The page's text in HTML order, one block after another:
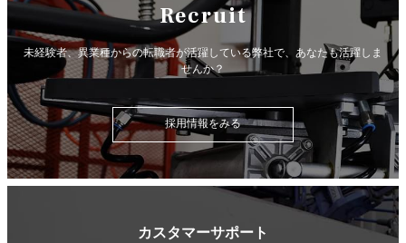
Recruit
未経験者、異業種からの転職者が活躍している弊社で、 あなたも活躍しま
せんか？
採用情報をみる
カスタマーサポート